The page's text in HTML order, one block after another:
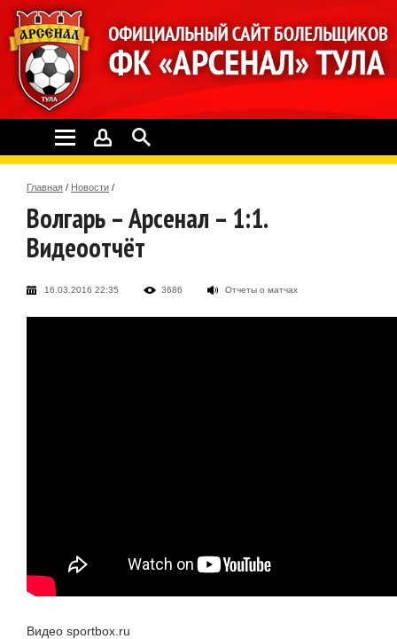
Главная / Новости /
Волгарь – Арсенал – 1:1.
Видеоотчёт
16.03.2016 22:35 3686 Отчеты о матчах
Видео sportbox.ru